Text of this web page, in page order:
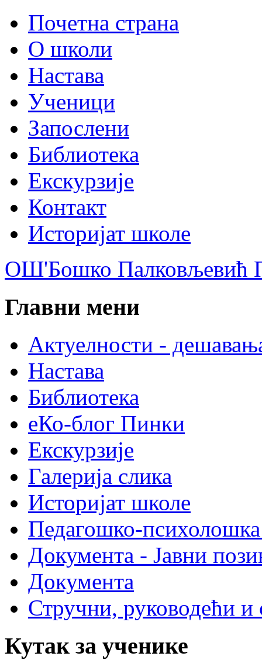
Почетна страна
О школи
Настава
Ученици
Запослени
Библиотека
Екскурзије
Контакт
Историјат школе
ОШ'Бошко Палковљевић
Главни мени
Актуелности -
Настава
Библиотека
еКо-блог Пинки
Екскурзије
Галерија слика
Историјат школе
Педагошко-психолошка
Документа - Јавни
Документа
Стручни, руководећи и
Кутак за ученике